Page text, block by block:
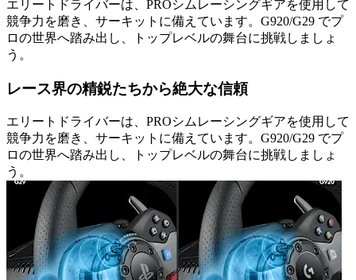
エリートドライバーは、PROシムレーシングギアを使用して
競争力を磨き、サーキットに備えています。G920/G29 でプ
ロの世界へ踏み出し、トップレベルの舞台に挑戦しましょ
う。
レース界の精鋭たちから絶大な信頼
エリートドライバーは、PROシムレーシングギアを使用して
競争力を磨き、サーキットに備えています。G920/G29 でプ
ロの世界へ踏み出し、トップレベルの舞台に挑戦しましょ
う。